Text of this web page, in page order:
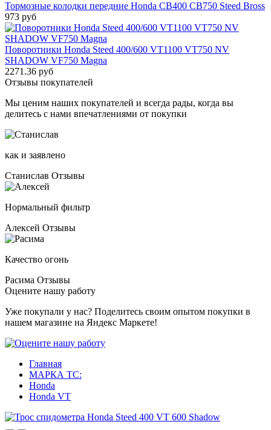
Тормозные колодки передние Honda СВ400 CB750 Steed Bross
973 руб
Поворотники Honda Steed 400/600 VT1100 VT750 NV
SHADOW VF750 Magna
2271.36 руб
Отзывы покупателей
Мы ценим наших покупателей и всегда рады, когда вы
делитесь с нами впечатлениями от покупки
как и заявлено
Станислав Отзывы
Нормальный фильтр
Алексей Отзывы
Качество огонь
Расима Отзывы
Оцените нашу работу
Уже покупали у нас? Поделитесь своим опытом покупки в
нашем магазине на Яндекс Маркете!
Главная
МАРКА ТС:
Honda
Honda VT